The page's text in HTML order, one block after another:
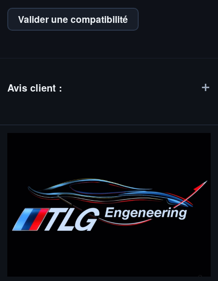
Valider une compatibilité
Avis client :